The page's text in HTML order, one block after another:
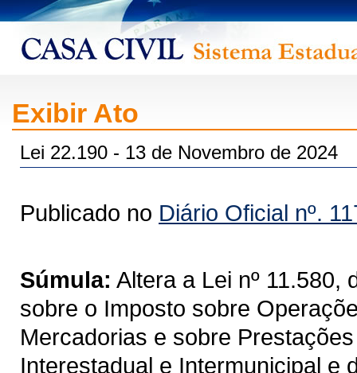
Exibir Ato
Lei 22.190 - 13 de Novembro de 2024
Publicado no Diário Oficial nº.
Súmula: Altera a Lei nº 11.580,
sobre o Imposto sobre
Mercadorias e sobre
Interestadual e Intermunicipal e